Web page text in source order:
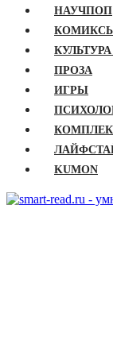
НАУЧПОП
ПРОЗА
ИГРЫ
KUMON